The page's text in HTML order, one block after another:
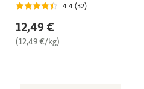
4.4 (32)
12,49 €
(12,49 €/kg)